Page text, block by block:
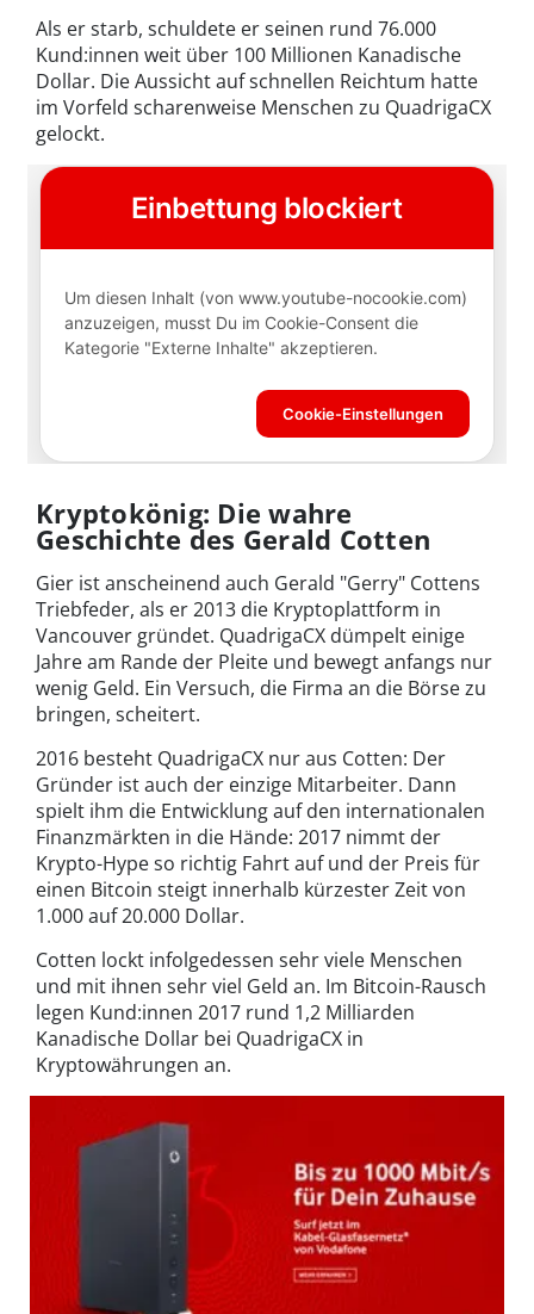
Als er starb, schuldete er seinen rund 76.000
Kund:innen weit über 100 Millionen Kanadische
Dollar. Die Aussicht auf schnellen Reichtum hatte
im Vorfeld scharenweise Menschen zu QuadrigaCX
gelockt.
Kryptokönig: Die wahre
Geschichte des Gerald Cotten
Gier ist anscheinend auch Gerald "Gerry" Cottens
Triebfeder, als er 2013 die Kryptoplattform in
Vancouver gründet. QuadrigaCX dümpelt einige
Jahre am Rande der Pleite und bewegt anfangs nur
wenig Geld. Ein Versuch, die Firma an die Börse zu
bringen, scheitert.
2016 besteht QuadrigaCX nur aus Cotten: Der
Gründer ist auch der einzige Mitarbeiter. Dann
spielt ihm die Entwicklung auf den internationalen
Finanzmärkten in die Hände: 2017 nimmt der
Krypto-Hype so richtig Fahrt auf und der Preis für
einen Bitcoin steigt innerhalb kürzester Zeit von
1.000 auf 20.000 Dollar.
Cotten lockt infolgedessen sehr viele Menschen
und mit ihnen sehr viel Geld an. Im Bitcoin-Rausch
legen Kund:innen 2017 rund 1,2 Milliarden
Kanadische Dollar bei QuadrigaCX in
Kryptowährungen an.